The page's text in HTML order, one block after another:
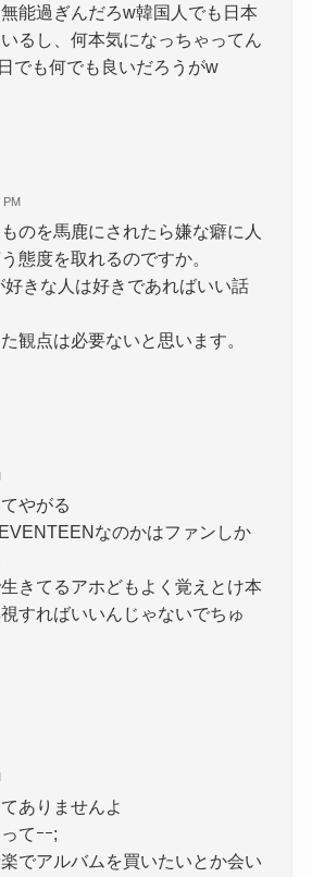
能過ぎんだろw韓国人でも日本
るし、何本気になっちゃってん
でも何でも良いだろうがw
PM
のを馬鹿にされたら嫌な癖に人
態度を取れるのですか。
きな人は好きであればいい話
観点は必要ないと思います。
やがる
なのかはファンしか
きてるアホどもよく覚えとけ本
すればいいんじゃないでちゅ
ありませんよ
てｰｰ;
でアルバムを買いたいとか会い